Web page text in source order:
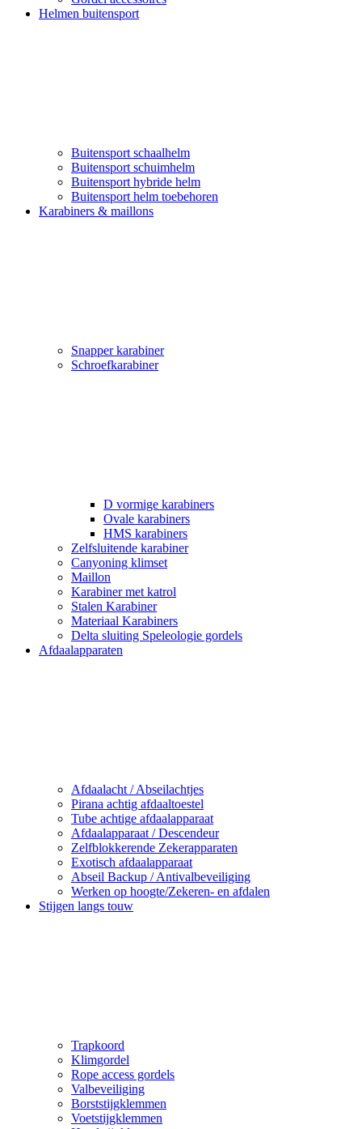
Helmen buitensport
Buitensport schaalhelm
Buitensport schuimhelm
Buitensport hybride helm
Buitensport helm toebehoren
Karabiners & maillons
Snapper karabiner
Schroefkarabiner
D vormige karabiners
Ovale karabiners
HMS karabiners
Zelfsluitende karabiner
Canyoning klimset
Maillon
Karabiner met katrol
Stalen Karabiner
Materiaal Karabiners
Delta sluiting Speleologie gordels
Afdaalapparaten
Afdaalacht / Abseilachtjes
Pirana achtig afdaaltoestel
Tube achtige afdaalapparaat
Afdaalapparaat / Descendeur
Zelfblokkerende Zekerapparaten
Exotisch afdaalapparaat
Abseil Backup / Antivalbeveiliging
Werken op hoogte/Zekeren- en afdalen
Stijgen langs touw
Trapkoord
Klimgordel
Rope access gordels
Valbeveiliging
Borststijgklemmen
Voetstijgklemmen